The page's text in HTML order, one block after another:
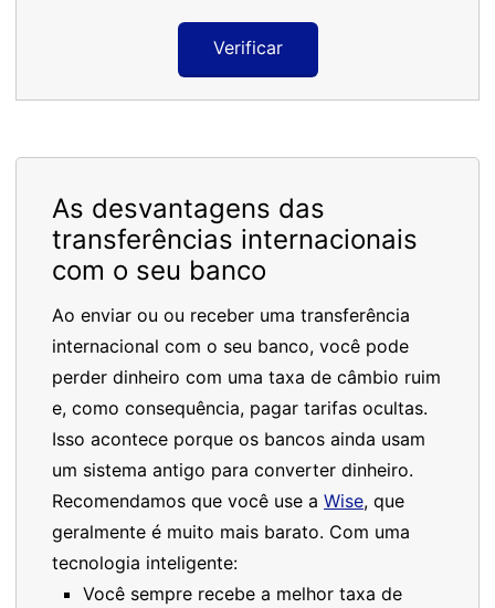
Verificar
As desvantagens das
transferências internacionais
com o seu banco
Ao enviar ou ou receber uma transferência
internacional com o seu banco, você pode
perder dinheiro com uma taxa de câmbio ruim
e, como consequência, pagar tarifas ocultas.
Isso acontece porque os bancos ainda usam
um sistema antigo para converter dinheiro.
Recomendamos que você use a Wise, que
geralmente é muito mais barato. Com uma
tecnologia inteligente:
Você sempre recebe a melhor taxa de